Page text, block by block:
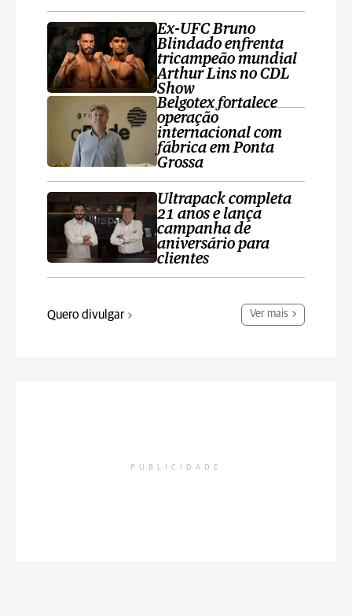
Ex-UFC Bruno
Blindado enfrenta
tricampeão mundial
Arthur Lins no CDL
Show
Belgotex fortalece
operação
internacional com
fábrica em Ponta
Grossa
Ultrapack completa
21 anos e lança
campanha de
aniversário para
clientes
Quero divulgar Ver mais
PUBLICIDADE